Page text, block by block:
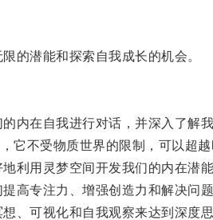
潜能和探索自我成长的机会。
在自我进行对话，并深入了解我
不受物质世界的限制，可以超越
用灵梦空间开发我们的内在潜能
专注力、增强创造力和解决问题
可视化和自我观察来达到深度思